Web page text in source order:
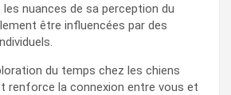
nuances de sa perception du
être influencées par des
du temps chez les chiens
renforce la connexion entre vous et